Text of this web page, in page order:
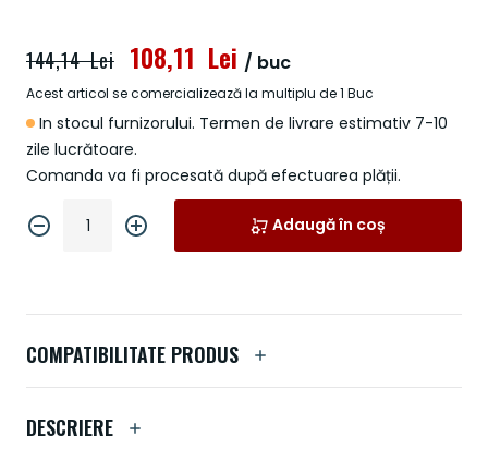
In stocul furnizorului. Termen de livrare estimativ 7-10
zile lucrătoare.
Comanda va fi procesată după efectuarea plății.
108,11 Lei
144,14 Lei / buc
Acest articol se comercializează la multiplu de 1 Buc
Adaugă în coș
imagini
COMPATIBILITATE PRODUS
DESCRIERE